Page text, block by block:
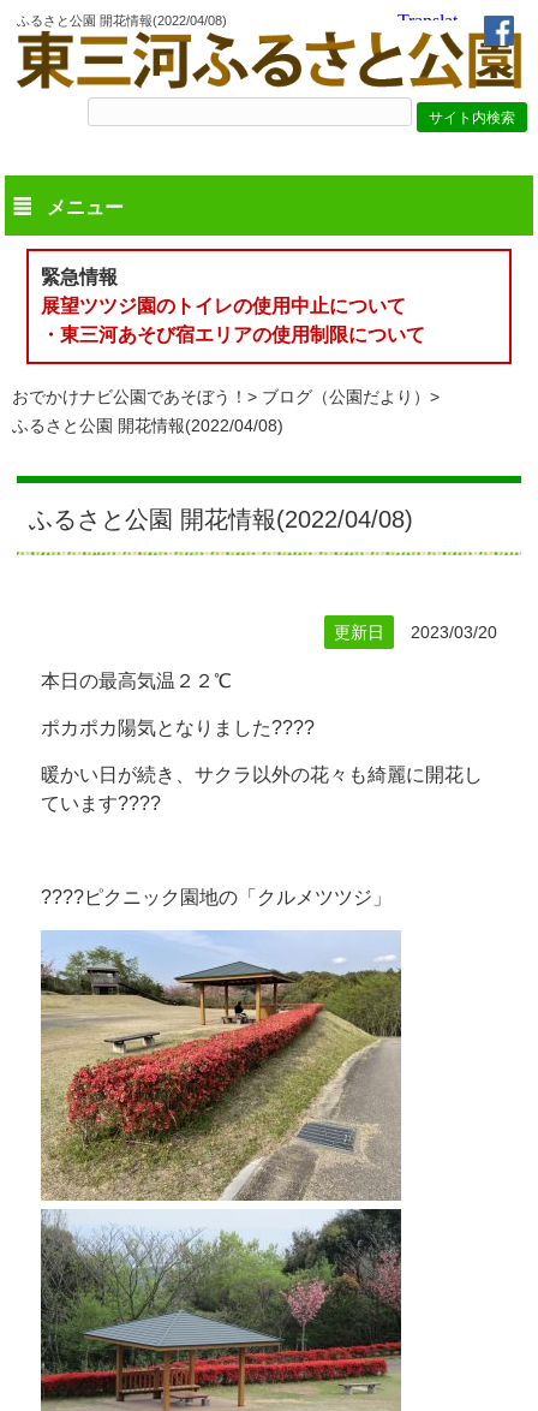
ふるさと公園 開花情報(2022/04/08)
メニュー
緊急情報
展望ツツジ園のトイレの使用中止について
・東三河あそび宿エリアの使用制限について
おでかけナビ公園であそぼう！
ブログ（公園だより）
ふるさと公園 開花情報(2022/04/08)
ふるさと公園 開花情報(2022/04/08)
更新日 2023/03/20
本日の最高気温２２℃
ポカポカ陽気となりました????
暖かい日が続き、サクラ以外の花々も綺麗に開花し
ています????
????ピクニック園地の「クルメツツジ」